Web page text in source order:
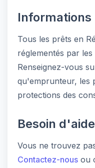
Informations
Tous les prêts en
réglementés par
Renseignez-vous
qu'emprunteur, les
protections des
Besoin
Vous ne trouvez
Contactez-nous ou